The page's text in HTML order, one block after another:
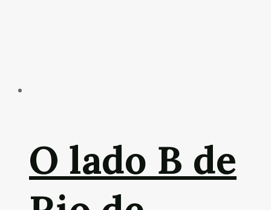
O lado B de